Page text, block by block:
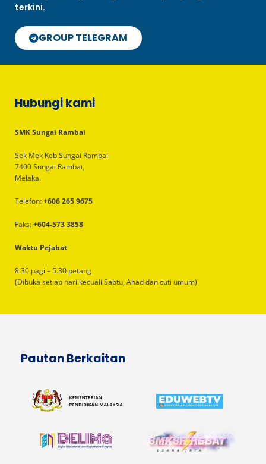
terkini.
GROUP TELEGRAM
Hubungi kami
SMK Sungai Rambai
Sek Mek Keb Sungai Rambai
7400 Sungai Rambai,
Melaka.
Telefon:+606 265 9675
Faks:+604-573 3858
Waktu Pejabat
8.30 pagi – 5.30 petang
(Dibuka setiap hari kecuali Sabtu, Ahad dan cuti umum)
Pautan Berkaitan